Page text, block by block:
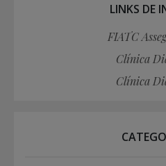
LINKS DE
FIATC
Clínica
Clínica